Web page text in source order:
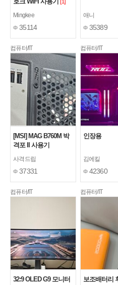
[1]
Mingkee
35114
애니
35389
컴퓨터/IT
[MSI] MAG B760M 박
격포 II 사용기
사격드립
37331
컴퓨터/IT
인장용
김에킬
42360
컴퓨터/IT
32:9 OLED G9 모니터
컴퓨터/IT
보조배터리